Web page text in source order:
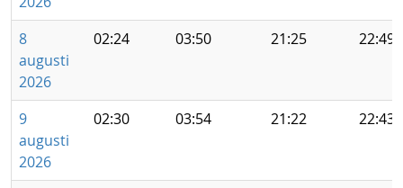
8
augusti
2026
02:24 03:50 21:25 22:49
9
augusti
2026
02:30 03:54 21:22 22:43